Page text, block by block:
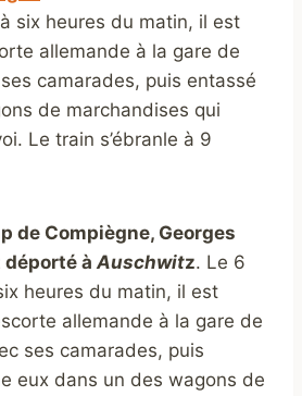
six heures du matin, il est
allemande à la gare de
camarades, puis entassé
de marchandises qui
Le train s’ébranle à 9
de Compiègne, Georges
déporté à Auschwitz. Le 6
heures du matin, il est
allemande à la gare de
ses camarades, puis
eux dans un des wagons de